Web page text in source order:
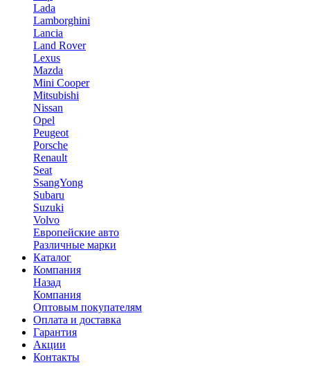
Lada
Lamborghini
Lancia
Land Rover
Lexus
Mazda
Mini Cooper
Mitsubishi
Nissan
Opel
Peugeot
Porsche
Renault
Seat
SsangYong
Subaru
Suzuki
Volvo
Европейские авто
Различные марки
Каталог
Компания
Назад
Компания
Оптовым покупателям
Оплата и доставка
Гарантия
Акции
Контакты